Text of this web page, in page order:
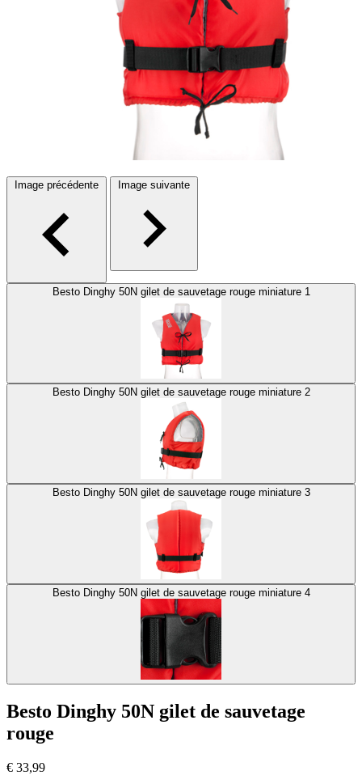
Image précédente Image suivante
Besto Dinghy 50N gilet de sauvetage rouge miniature 1
Besto Dinghy 50N gilet de sauvetage rouge miniature 2
Besto Dinghy 50N gilet de sauvetage rouge miniature 3
Besto Dinghy 50N gilet de sauvetage rouge miniature 4
Besto Dinghy 50N gilet de sauvetage
rouge
€ 33,99